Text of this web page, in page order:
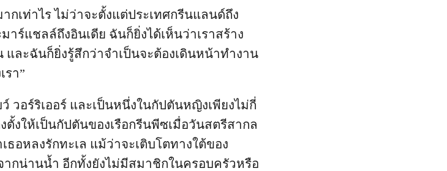
กเท่าไร ไม่ว่าจะตั้งแต่ประเทศกรีนแลนด์ถึง
ร์แชลล์ถึงอินเดีย ฉันก็ยิ่งได้เห็นว่าเราสร้าง
ละฉันก็ยิ่งรู้สึกว่าจำเป็นจะต้องเดินหน้าทำงาน
รา”
วอร์ริเออร์ และเป็นหนึ่งในกัปตันหญิงเพียงไม่กี่
ตั้งให้เป็นกัปตันของเรือกรีนพีซเมื่อวันสตรีสากล
อหลงรักทะเล แม้ว่าจะเติบโตทางใต้ของ
ากน่านน้ำ อีกทั้งยังไม่มีสมาชิกในครอบครัวหรือ